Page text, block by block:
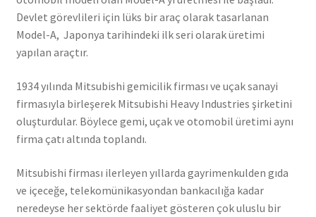
Devlet görevlileri için lüks bir araç olarak tasarlanan
Model-A, Japonya tarihindeki ilk seri olarak üretimi
yapılan araçtır.
1934 yılında Mitsubishi gemicilik firması ve uçak sanayi
firmasıyla birleşerek Mitsubishi Heavy Industries şirketini
oluşturdular. Böylece gemi, uçak ve otomobil üretimi aynı
firma çatı altında toplandı.
Mitsubishi firması ilerleyen yıllarda gayrimenkulden gıda
ve içeceğe, telekomünikasyondan bankacılığa kadar
neredeyse her sektörde faaliyet gösteren çok uluslu bir